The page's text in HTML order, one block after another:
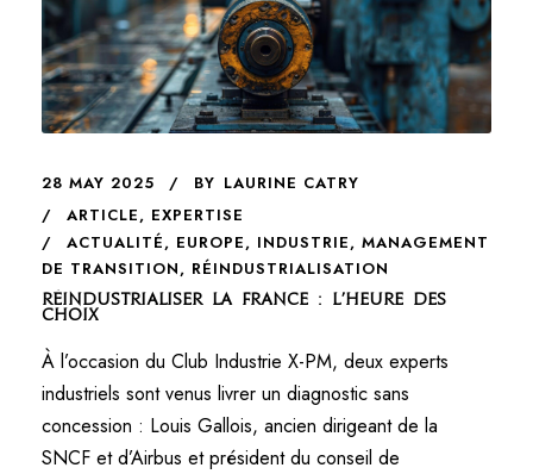
28 MAY 2025 BY LAURINE CATRY
ARTICLE, EXPERTISE
ACTUALITÉ, EUROPE, INDUSTRIE, MANAGEMENT
DE TRANSITION, RÉINDUSTRIALISATION
Réindustrialiser la France : l’heure des
choix
À l’occasion du Club Industrie X-PM, deux experts
industriels sont venus livrer un diagnostic sans
concession : Louis Gallois, ancien dirigeant de la
SNCF et d’Airbus et président du conseil de